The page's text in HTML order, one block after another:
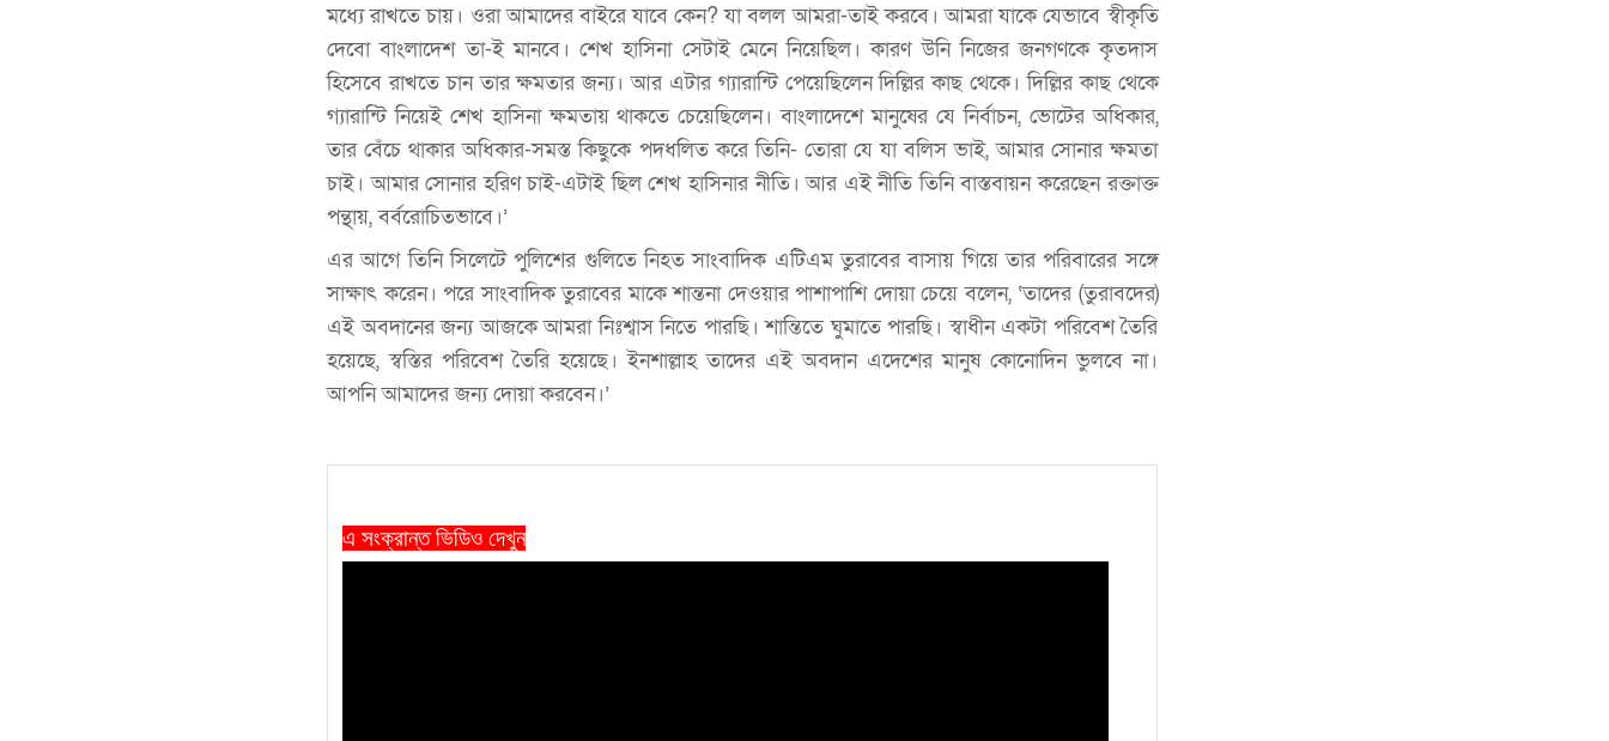
মধ্যে রাখতে চায়। ওরা আমাদের বাইরে যাবে কেন? যা বলল আমরা-তাই করবে। আমরা যাকে যেভাবে স্বীকৃতি
দেবো বাংলাদেশ তা-ই মানবে। শেখ হাসিনা সেটাই মেনে নিয়েছিল। কারণ উনি নিজের জনগণকে কৃতদাস
হিসেবে রাখতে চান তার ক্ষমতার জন্য। আর এটার গ্যারান্টি পেয়েছিলেন দিল্লির কাছ থেকে। দিল্লির কাছ থেকে
গ্যারান্টি নিয়েই শেখ হাসিনা ক্ষমতায় থাকতে চেয়েছিলেন। বাংলাদেশে মানুষের যে নির্বাচন, ভোটের অধিকার,
তার বেঁচে থাকার অধিকার-সমস্ত কিছুকে পদধলিত করে তিনি- তোরা যে যা বলিস ভাই, আমার সোনার ক্ষমতা
চাই। আমার সোনার হরিণ চাই-এটাই ছিল শেখ হাসিনার নীতি। আর এই নীতি তিনি বাস্তবায়ন করেছেন রক্তাক্ত
পন্থায়, বর্বরোচিতভাবে।’
এর আগে তিনি সিলেটে পুলিশের গুলিতে নিহত সাংবাদিক এটিএম তুরাবের বাসায় গিয়ে তার পরিবারের সঙ্গে
সাক্ষাৎ করেন। পরে সাংবাদিক তুরাবের মাকে শান্তনা দেওয়ার পাশাপাশি দোয়া চেয়ে বলেন, ‘তাদের (তুরাবদের)
এই অবদানের জন্য আজকে আমরা নিঃশ্বাস নিতে পারছি। শান্তিতে ঘুমাতে পারছি। স্বাধীন একটা পরিবেশ তৈরি
হয়েছে, স্বস্তির পরিবেশ তৈরি হয়েছে। ইনশাল্লাহ তাদের এই অবদান এদেশের মানুষ কোনোদিন ভুলবে না।
আপনি আমাদের জন্য দোয়া করবেন।’
এ সংক্রান্ত ভিডিও দেখুন